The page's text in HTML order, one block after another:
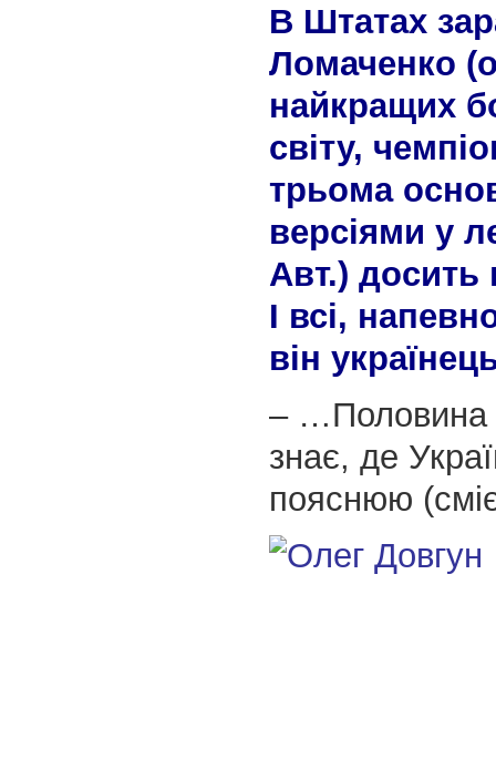
В Штатах
Ломаченко
найкращих
світу,
трьома
версіями у
Авт.)
І всі,
він
– …Половина
знає, де
пояснюю